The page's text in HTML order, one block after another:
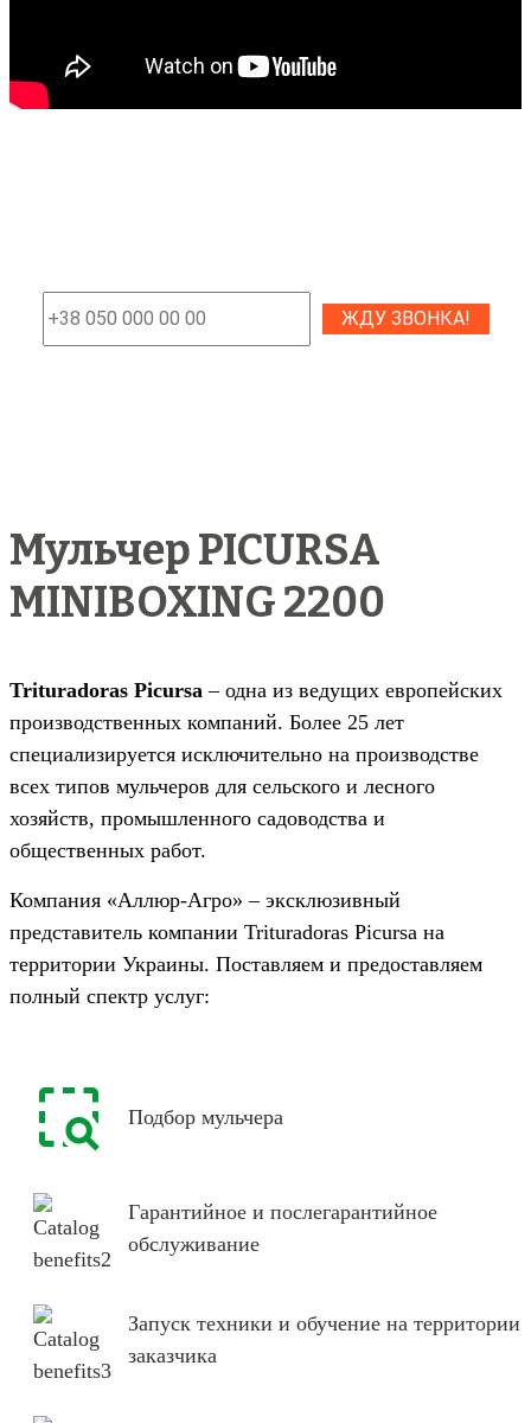
Мульчер PICURSA
MINIBOXING 2200
Trituradoras Picursa – одна из ведущих европейских
производственных компаний. Более 25 лет
специализируется исключительно на производстве
всех типов мульчеров для сельского и лесного
хозяйств, промышленного садоводства и
общественных работ.
Компания «Аллюр-Агро» – эксклюзивный
представитель компании Trituradoras Picursa на
территории Украины. Поставляем и предоставляем
полный спектр услуг:
Подбор мульчера
Гарантийное и послегарантийное
обслуживание
Запуск техники и обучение на территории
заказчика